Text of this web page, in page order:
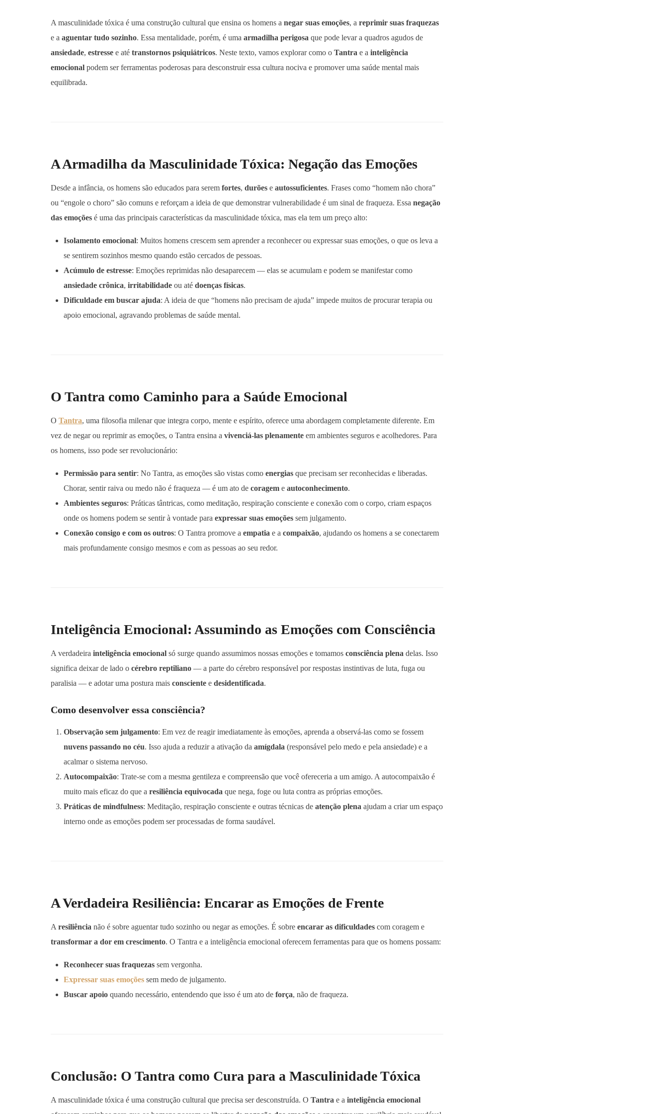
A masculinidade tóxica é uma construção cultural que ensina os homens a negar suas emoções, a reprimir suas fraquezas
e a aguentar tudo sozinho. Essa mentalidade, porém, é uma armadilha perigosa que pode levar a quadros agudos de
ansiedade, estresse e até transtornos psiquiátricos. Neste texto, vamos explorar como o Tantra e a inteligência
emocional podem ser ferramentas poderosas para desconstruir essa cultura nociva e promover uma saúde mental mais
equilibrada.
A Armadilha da Masculinidade Tóxica: Negação das Emoções
Desde a infância, os homens são educados para serem fortes, durões e autossuficientes. Frases como “homem não chora”
ou “engole o choro” são comuns e reforçam a ideia de que demonstrar vulnerabilidade é um sinal de fraqueza. Essa negação
das emoções é uma das principais características da masculinidade tóxica, mas ela tem um preço alto:
Isolamento emocional: Muitos homens crescem sem aprender a reconhecer ou expressar suas emoções, o que os leva a
se sentirem sozinhos mesmo quando estão cercados de pessoas.
Acúmulo de estresse: Emoções reprimidas não desaparecem — elas se acumulam e podem se manifestar como
ansiedade crônica, irritabilidadeou até doenças físicas.
Dificuldade em buscar ajuda: A ideia de que “homens não precisam de ajuda” impede muitos de procurar terapia ou
apoio emocional, agravando problemas de saúde mental.
O Tantra como Caminho para a Saúde Emocional
O Tantra, uma filosofia milenar que integra corpo, mente e espírito, oferece uma abordagem completamente diferente. Em
vez de negar ou reprimir as emoções, o Tantra ensina a vivenciá-las plenamente em ambientes seguros e acolhedores. Para
os homens, isso pode ser revolucionário:
Permissão para sentir: No Tantra, as emoções são vistas como energiasque precisam ser reconhecidas e liberadas.
Chorar, sentir raiva ou medo não é fraqueza — é um ato de corageme autoconhecimento.
Ambientes seguros: Práticas tântricas, como meditação, respiração consciente e conexão com o corpo, criam espaços
onde os homens podem se sentir à vontade para expressar suas emoçõessem julgamento.
Conexão consigo e com os outros: O Tantra promove a empatia e a compaixão, ajudando os homens a se conectarem
mais profundamente consigo mesmos e com as pessoas ao seu redor.
Inteligência Emocional: Assumindo as Emoções com Consciência
A verdadeira inteligência emocional só surge quando assumimos nossas emoções e tomamos consciência plena delas. Isso
significa deixar de lado o cérebro reptiliano — a parte do cérebro responsável por respostas instintivas de luta, fuga ou
paralisia — e adotar uma postura mais consciente e desidentificada.
Como desenvolver essa consciência?
Observação sem julgamento: Em vez de reagir imediatamente às emoções, aprenda a observá-las como se fossem
nuvens passando no céu. Isso ajuda a reduzir a ativação da amígdala (responsável pelo medo e pela ansiedade) e a
acalmar o sistema nervoso.
Autocompaixão: Trate-se com a mesma gentileza e compreensão que você ofereceria a um amigo. A autocompaixão é
muito mais eficaz do que a resiliência equivocada que nega, foge ou luta contra as próprias emoções.
Práticas de mindfulness: Meditação, respiração consciente e outras técnicas de atenção plena ajudam a criar um espaço
interno onde as emoções podem ser processadas de forma saudável.
A Verdadeira Resiliência: Encarar as Emoções de Frente
A resiliência não é sobre aguentar tudo sozinho ou negar as emoções. É sobre encarar as dificuldades com coragem e
transformar a dor em crescimento. O Tantra e a inteligência emocional oferecem ferramentas para que os homens possam:
Reconhecer suas fraquezassem vergonha.
Expressar suas emoçõessem medo de julgamento.
Buscar apoioquando necessário, entendendo que isso é um ato de força, não de fraqueza.
Conclusão: O Tantra como Cura para a Masculinidade Tóxica
A masculinidade tóxica é uma construção cultural que precisa ser desconstruída. O Tantra e a inteligência emocional